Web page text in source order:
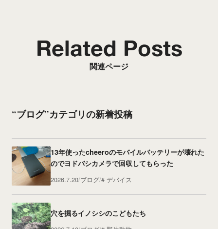
関連ページ
Related Posts
“ブログ”カテゴリの新着投稿
13年使ったcheeroのモバイルバッテリーが壊れた
のでヨドバシカメラで回収してもらった
2026.7.20 ブログ デバイス
穴を掘るイノシシのこどもたち